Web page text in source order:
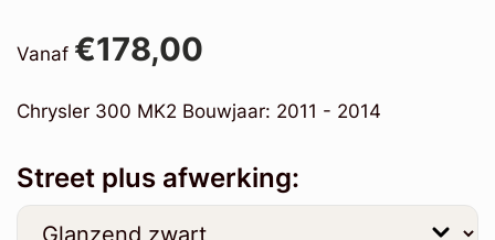
Vanaf €178,00
Chrysler 300 MK2 Bouwjaar: 2011 - 2014
Street plus afwerking: